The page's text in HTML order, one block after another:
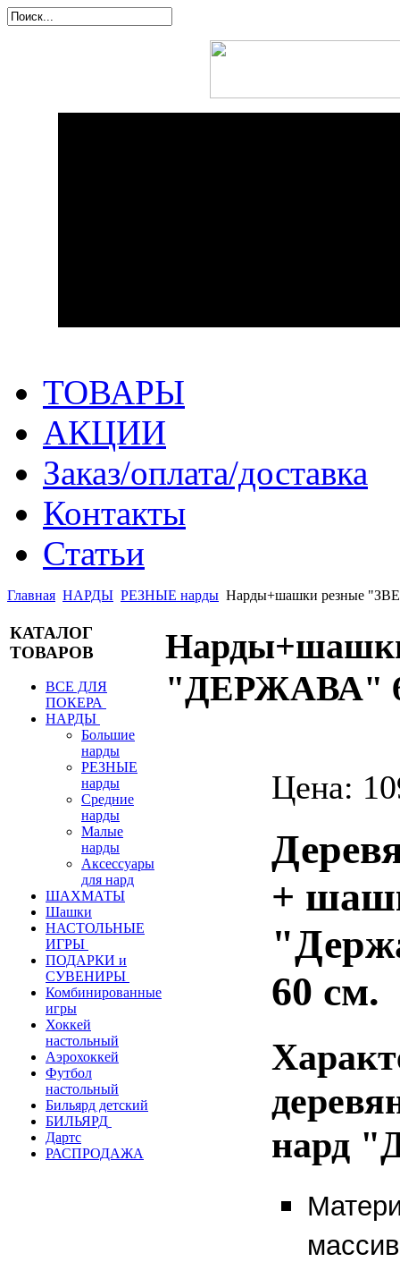
ТОВАРЫ
АКЦИИ
Заказ/оплата/доставка
Контакты
Статьи
Главная НАРДЫ РЕЗНЫЕ нарды Нарды+шашки резные
КАТАЛОГ
ТОВАРОВ
ВСЕ ДЛЯ
ПОКЕРА
НАРДЫ
Большие
нарды
РЕЗНЫЕ
нарды
Средние
нарды
Малые
нарды
Аксессуары
для нард
ШАХМАТЫ
Шашки
НАСТОЛЬНЫЕ
ИГРЫ
ПОДАРКИ и
СУВЕНИРЫ
Комбинированные
игры
Хоккей
настольный
Аэрохоккей
Футбол
настольный
Бильярд детский
БИЛЬЯРД
Дартс
РАСПРОДАЖА
"ДЕРЖАВА"
Цена:
+
60 см.
нард